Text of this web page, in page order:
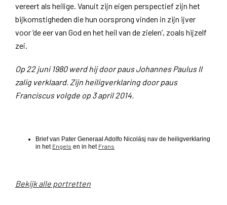
vereert als heilige. Vanuit zijn eigen perspectief zijn het
bijkomstigheden die hun oorsprong vinden in zijn ijver
voor ‘de eer van God en het heil van de zielen’, zoals hijzelf
zei.
Op 22 juni 1980 werd hij door paus Johannes Paulus II
zalig verklaard. Zijn heiligverklaring door paus
Franciscus volgde op 3 april 2014.
Brief van Pater Generaal Adolfo Nicolásj nav de heiligverklaring
in het Engels en in het Frans
Bekijk alle portretten